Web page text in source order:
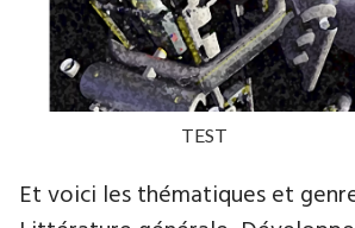
TEST
Et voici les thématiques et